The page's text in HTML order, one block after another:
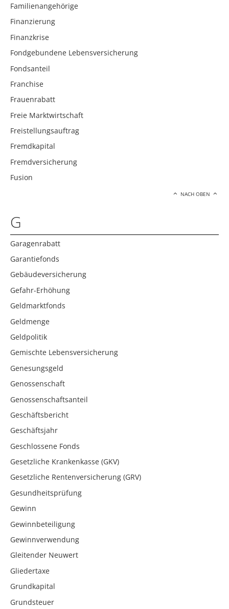
Familienangehörige
Finanzierung
Finanzkrise
Fondgebundene Lebensversicherung
Fondsanteil
Franchise
Frauenrabatt
Freie Marktwirtschaft
Freistellungsauftrag
Fremdkapital
Fremdversicherung
Fusion
NACH OBEN
G
Garagenrabatt
Garantiefonds
Gebäudeversicherung
Gefahr-Erhöhung
Geldmarktfonds
Geldmenge
Geldpolitik
Gemischte Lebensversicherung
Genesungsgeld
Genossenschaft
Genossenschaftsanteil
Geschäftsbericht
Geschäftsjahr
Geschlossene Fonds
Gesetzliche Krankenkasse (GKV)
Gesetzliche Rentenversicherung (GRV)
Gesundheitsprüfung
Gewinn
Gewinnbeteiligung
Gewinnverwendung
Gleitender Neuwert
Gliedertaxe
Grundkapital
Grundsteuer